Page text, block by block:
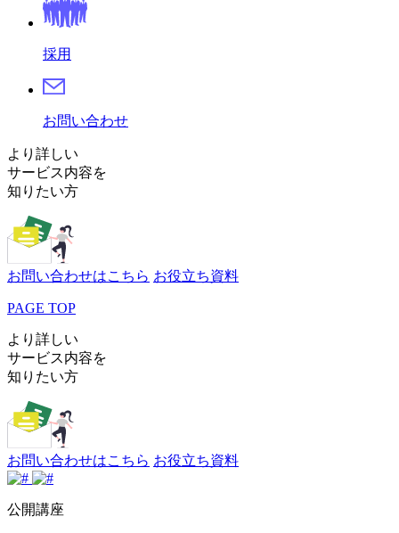
採用
お問い合わせ
より詳しい
サービス内容を
知りたい方
お問い合わせはこちら お役立ち資料
PAGE TOP
より詳しい
サービス内容を
知りたい方
お問い合わせはこちら お役立ち資料
公開講座